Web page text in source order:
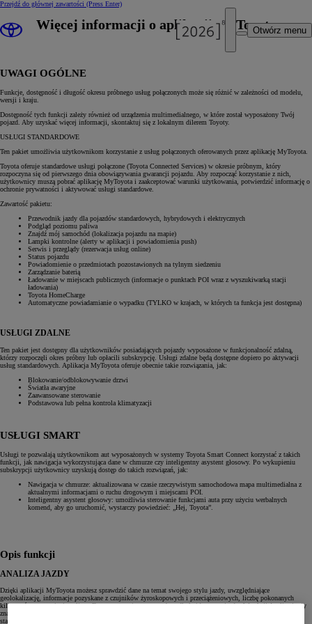
Przejdź do głównej zawartości (Press Enter)
Otwórz menu
Więcej informacji o aplikacji MyToyota
UWAGI OGÓLNE
Funkcje, dostępność i długość okresu próbnego usług połączonych może się różnić w zależności od modelu,
wersji i kraju.
Dostępność tych funkcji zależy również od urządzenia multimedialnego, w które został wyposażony Twój
pojazd. Aby uzyskać więcej informacji, skontaktuj się z lokalnym dilerem Toyoty.
USŁUGI STANDARDOWE
Ten pakiet umożliwia użytkownikom korzystanie z usług połączonych oferowanych przez aplikację MyToyota.
Toyota oferuje standardowe usługi połączone (Toyota Connected Services) w okresie próbnym, który
rozpoczyna się od pierwszego dnia obowiązywania gwarancji pojazdu. Aby rozpocząć korzystanie z nich,
użytkownicy muszą pobrać aplikację MyToyota i zaakceptować warunki użytkowania, potwierdzić informację o
ochronie prywatności i aktywować usługi standardowe.
Zawartość pakietu:
Przewodnik jazdy dla pojazdów standardowych, hybrydowych i elektrycznych
Podgląd poziomu paliwa
Znajdź mój samochód (lokalizacja pojazdu na mapie)
Lampki kontrolne (alerty w aplikacji i powiadomienia push)
Serwis i przeglądy (rezerwacja usług online)
Status pojazdu
Powiadomienie o przedmiotach pozostawionych na tylnym siedzeniu
Zarządzanie baterią
Ładowanie w miejscach publicznych (informacje o punktach POI wraz z wyszukiwarką stacji
ładowania)
Toyota HomeCharge
Automatyczne powiadamianie o wypadku (TYLKO w krajach, w których ta funkcja jest dostępna)
USŁUGI ZDALNE
Ten pakiet jest dostępny dla użytkowników posiadających pojazdy wyposażone w funkcjonalność zdalną,
którzy rozpoczęli okres próbny lub opłacili subskrypcję. Usługi zdalne będą dostępne dopiero po aktywacji
usług standardowych. Aplikacja MyToyota oferuje obecnie takie rozwiązania, jak:
Blokowanie/odblokowywanie drzwi
Światła awaryjne
Zaawansowane sterowanie
Podstawowa lub pełna kontrola klimatyzacji
USŁUGI SMART
Usługi te pozwalają użytkownikom aut wyposażonych w systemy Toyota Smart Connect korzystać z takich
funkcji, jak nawigacja wykorzystująca dane w chmurze czy inteligentny asystent głosowy. Po wykupieniu
subskrypcji użytkownicy uzyskują dostęp do takich rozwiązań, jak:
Nawigacja w chmurze: aktualizowana w czasie rzeczywistym samochodowa mapa multimedialna z
aktualnymi informacjami o ruchu drogowym i miejscami POI.
Inteligentny asystent głosowy: umożliwia sterowanie funkcjami auta przy użyciu werbalnych
komend, aby go uruchomić, wystarczy powiedzieć: „Hej, Toyota”.
Opis funkcji
ANALIZA JAZDY
Dzięki aplikacji MyToyota możesz sprawdzić dane na temat swojego stylu jazdy, uwzględniające
geolokalizację, informacje pozyskane z czujników żyroskopowych i przeciążeniowych, liczbę pokonanych
kilometrów oraz zużycie paliwa. Dane te są zapisywane osobno dla każdego przejazdu. W sekcji Analiza jazdy
znajdziesz m.in. takie zdarzenia, jak gwałtowne hamowanie, szybkie przyspieszanie czy długotrwała jazda ze
stałą prędkością – wraz z ich dokładnym czasem i lokalizacją.